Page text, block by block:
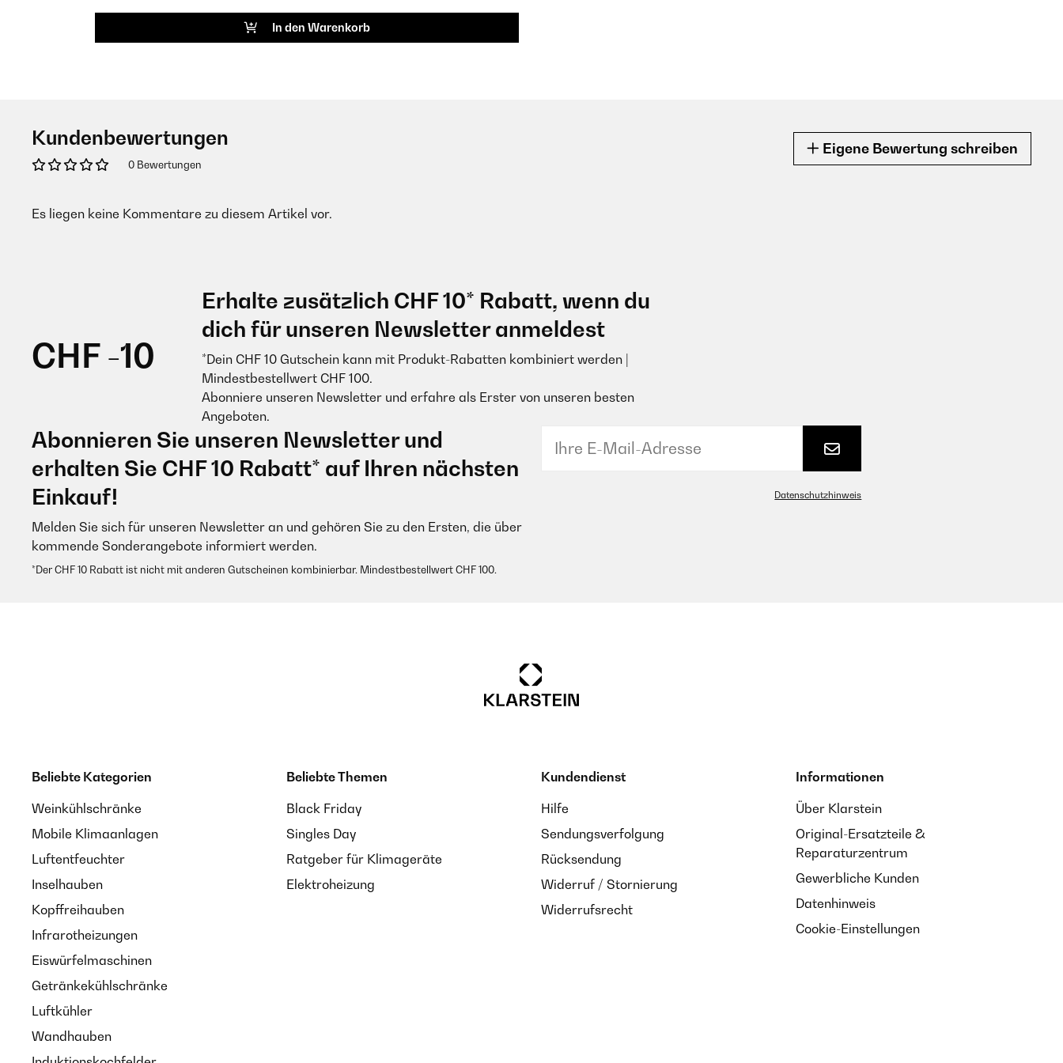
In den Warenkorb
Kundenbewertungen
0 Bewertungen
Eigene Bewertung schreiben
Es liegen keine Kommentare zu diesem Artikel vor.
CHF -10
Erhalte zusätzlich CHF 10* Rabatt, wenn du
dich für unseren Newsletter anmeldest
*Dein CHF 10 Gutschein kann mit Produkt-Rabatten kombiniert werden |
Mindestbestellwert CHF 100.
Abonniere unseren Newsletter und erfahre als Erster von unseren besten
Angeboten.
Abonnieren Sie unseren Newsletter und
erhalten Sie CHF 10 Rabatt* auf Ihren nächsten
Einkauf!
Melden Sie sich für unseren Newsletter an und gehören Sie zu den Ersten, die über
kommende Sonderangebote informiert werden.
*Der CHF 10 Rabatt ist nicht mit anderen Gutscheinen kombinierbar. Mindestbestellwert CHF 100.
Datenschutzhinweis
Beliebte Kategorien
Weinkühlschränke
Mobile Klimaanlagen
Luftentfeuchter
Inselhauben
Kopffreihauben
Infrarotheizungen
Eiswürfelmaschinen
Getränkekühlschränke
Luftkühler
Wandhauben
Beliebte Themen
Black Friday
Singles Day
Ratgeber für Klimageräte
Elektroheizung
Kundendienst
Hilfe
Sendungsverfolgung
Rücksendung
Widerruf / Stornierung
Widerrufsrecht
Informationen
Über Klarstein
Original-Ersatzteile &
Reparaturzentrum
Gewerbliche Kunden
Datenhinweis
Cookie-Einstellungen